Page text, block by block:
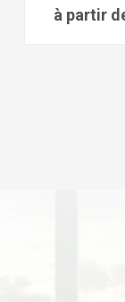
à partir